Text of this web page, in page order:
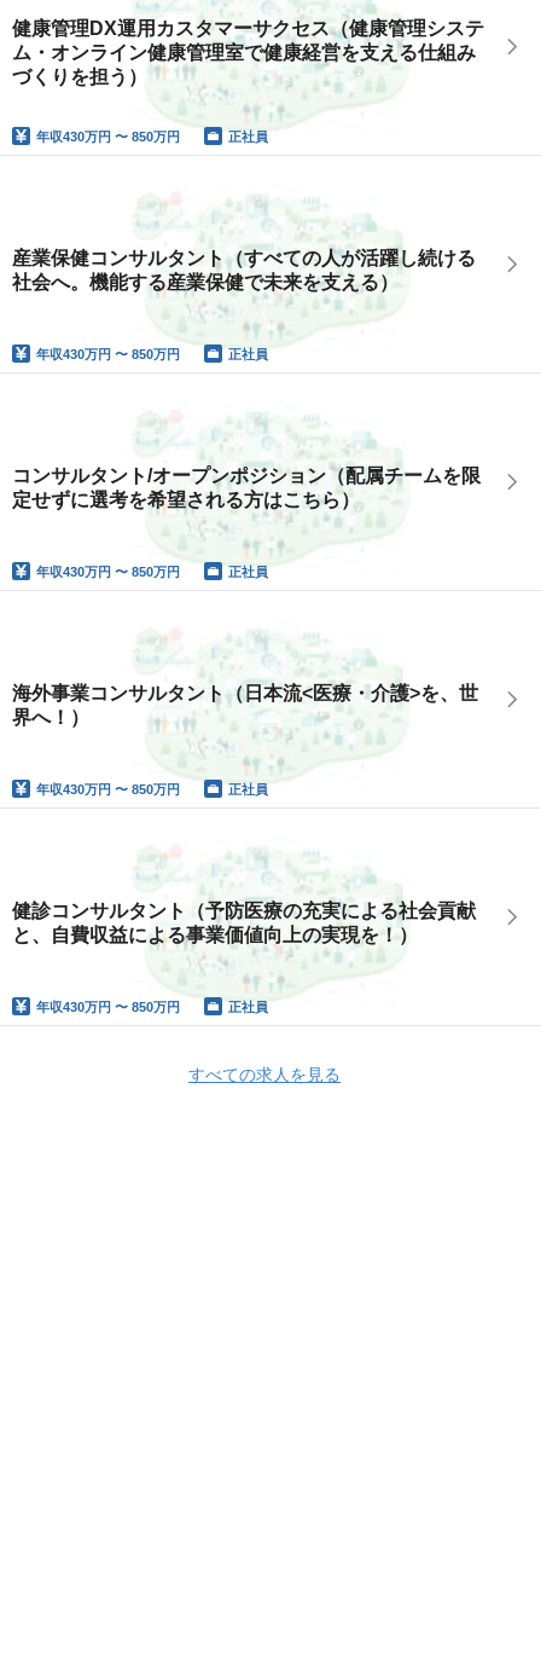
健康管理DX運用カスタマーサクセス（健康管理システ
ム・オンライン健康管理室で健康経営を支える仕組み
づくりを担う）
年収430万円 〜 850万円 正社員
産業保健コンサルタント（すべての人が活躍し続ける
社会へ。機能する産業保健で未来を支える）
年収430万円 〜 850万円 正社員
コンサルタント/オープンポジション（配属チームを限
定せずに選考を希望される方はこちら）
年収430万円 〜 850万円 正社員
海外事業コンサルタント（日本流<医療・介護>を、世
界へ！）
年収430万円 〜 850万円 正社員
健診コンサルタント（予防医療の充実による社会貢献
と、自費収益による事業価値向上の実現を！）
年収430万円 〜 850万円 正社員
すべての求人を見る